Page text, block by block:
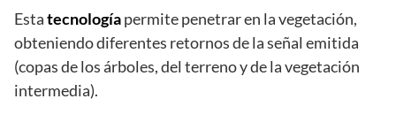
Estatecnologíapermite penetrar en la vegetación,
obteniendo diferentes retornos de la señal emitida
(copas de los árboles, del terreno y de la vegetación
intermedia).